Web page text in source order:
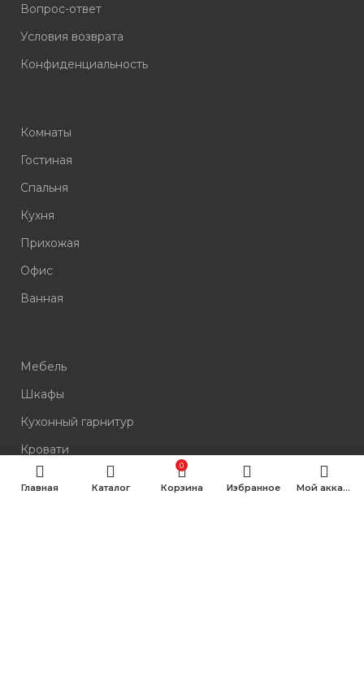
Вопрос-ответ
Условия возврата
Конфиденциальность
Комнаты
Гостиная
Спальня
Кухня
Прихожая
Офис
Ванная
Мебель
Шкафы
Кухонный гарнитур
Кровати
Комоды
Главная Каталог
0
Корзина Избранное Мой аккаунт